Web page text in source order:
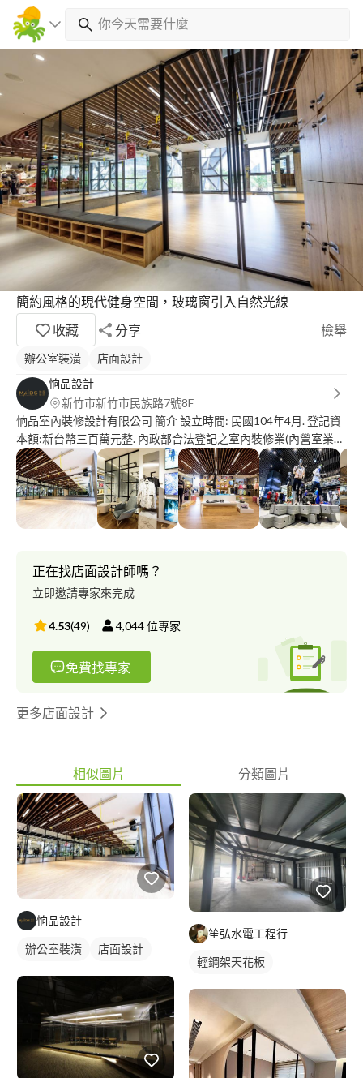
簡約風格的現代健身空間，玻璃窗引入自然光線
收藏
分享 檢舉
辦公室裝潢
店面設計
恦品設計
新竹市新竹市民族路7號8F
恦品室內裝修設計有限公司 簡介 設立時間: 民國104年4月. 登記資
本額:新台幣三百萬元整. 內政部合法登記之室內裝修業(內營室業字
第40E2007657號). 主要營業項目: 建案公設/接待中心/實品屋 規劃
設計/施工 住宅室內設計/裝修工程統包管理 商業空間設計/規劃/施
工 旅館飯店規劃設計/大型工程統包管理 公司經營理念: 結合科技
業的工程管理與專業的建築設計團隊, 同時傾聽業主的想法,了解客
戶的需要. 從細節出發,為客戶提供美學與品質兼備的產品 提供客戶
設計 VR虛擬實境模擬 對於我們的客戶與合作夥伴, 除了展現我們
的設計與工程管理能力之外, 不論是建築外觀或室內設計裝修案, 我
們都可以在最短的時間內, 為客戶提供近乎超擬真的3D環場設計影
像來展示我們的設計, 讓我們的建商/代銷業主在初期做為潛銷與開
拓商機的利器! 有室內設計需求的業主也能夠在設計規劃初期, 透過
我們的這項服務充分了解設計細節, 避免設計認知的差異與二次施
工的困擾!! 除此之外, 我們也能提供結合HTC VIVE VR頭戴式顯示
器的實境服務, 讓我們的客戶直接進入超擬真的設計空間! 誠摯的邀
請您, 讓我們為您呈現最與眾不同服務與前所未有的感動 !! 環場3D
影像展示影片連接網址(可直接掃描QR Code)
正在找店面設計師嗎？
立即邀請專家來完成
4.53(49) 4,044位專家
免費找專家
更多店面設計
相似圖片 分類圖片
恦品設計
辦公室裝潢 店面設計
笙弘水電工程行
輕鋼架天花板